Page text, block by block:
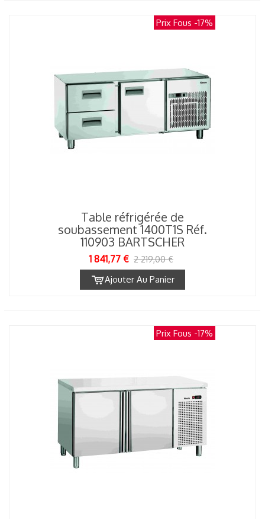
Prix Fous -17%
Table réfrigérée de
soubassement 1400T1S Réf.
110903 BARTSCHER
1 841,77 € 2 219,00 €
Ajouter Au Panier
Prix Fous -17%